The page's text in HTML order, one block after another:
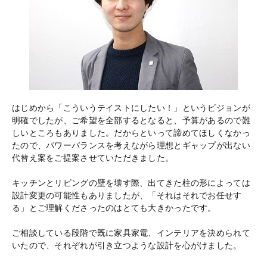
はじめから「こういうテイストにしたい！」というビジョンが
明確でしたが、ご希望を全部するとなると、予算があるので難
しいところもありました。だからといって諦めてほしくなかっ
たので、パワーバランスを考えながら理想とギャップが出ない
代替え案をご提案させていただきました。
キッチンとリビングの壁を壊す際、出てきた柱の形によっては
設計変更の可能性もありましたが、「それはそれでお任せす
る」とご理解くださったのはとても大きかったです。
ご相談している段階で既に家具家電、インテリアを決められて
いたので、それぞれが引き立つような設計を心がけました。